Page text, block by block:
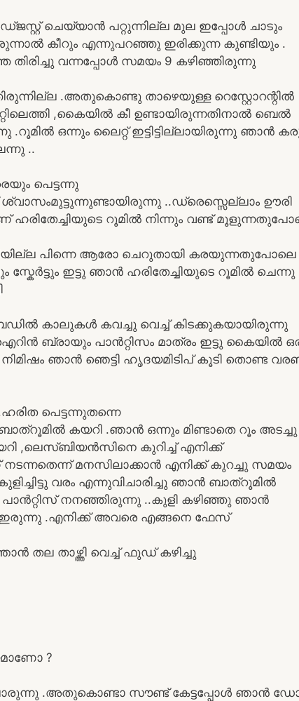
ചെയ്യാൻ പറ്റുന്നില്ല മുല ഇപ്പോൾ ചാടും
കീറും എന്നുപറഞ്ഞു ഇരിക്കുന്ന കുണ്ടിയും .
തിരിച്ചു വന്നപ്പോൾ സമയം 9 കഴിഞ്ഞിരുന്നു
.അതുകൊണ്ടു താഴെയുള്ള റെസ്റ്റോറന്റിൽ
,കൈയിൽ കീ ഉണ്ടായിരുന്നതിനാൽ ബെൽ
ഒന്നും ലൈറ്റ് ഇട്ടിട്ടില്ലായിരുന്നു ഞാൻ
..
പെട്ടന്നു
..ഡ്രെസ്സെല്ലാം ഊരി
ഹരിതേച്ചിയുടെ റൂമിൽ നിന്നും വണ്ട്
പിന്നെ ആരോ ചെറുതായി കരയുന്നതുപോലെ
സ്കേർട്ടും ഇട്ടു ഞാൻ ഹരിതേച്ചിയുടെ റൂമിൽ ചെന്നു
കാലുകൾ കവച്ചു വെച്ച് കിടക്കുകയായിരുന്നു
ബ്രായും പാൻറ്റിസം മാത്രം ഇട്ടു കൈയിൽ
ഞാൻ ഞെട്ടി ഹൃദയമിടിപ് കൂടി തൊണ്ട
പെട്ടന്നുതന്നെ
കയറി .ഞാൻ ഒന്നും മിണ്ടാതെ റൂം അടച്ചു
,ലെസ്ബിയൻസിനെ കുറിച്ച് എനിക്ക്
മനസിലാക്കാൻ എനിക്ക് കുറച്ചു സമയം
വരം എന്നുവിചാരിച്ചു ഞാൻ ബാത്‌റൂമിൽ
പാൻറ്റിസ് നനഞ്ഞിരുന്നു ..കുളി കഴിഞ്ഞു ഞാൻ
ഇരുന്നു .എനിക്ക് അവരെ എങ്ങനെ ഫേസ്
താഴ്ത്തി വെച്ച് ഫുഡ് കഴിച്ചു
?
.അതുകൊണ്ടാ സൗണ്ട് കേട്ടപ്പോൾ ഞാൻ